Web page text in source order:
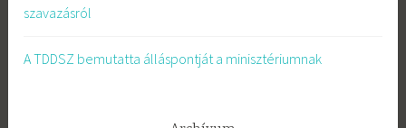
szavazásról
A TDDSZ bemutatta álláspontját a minisztériumnak